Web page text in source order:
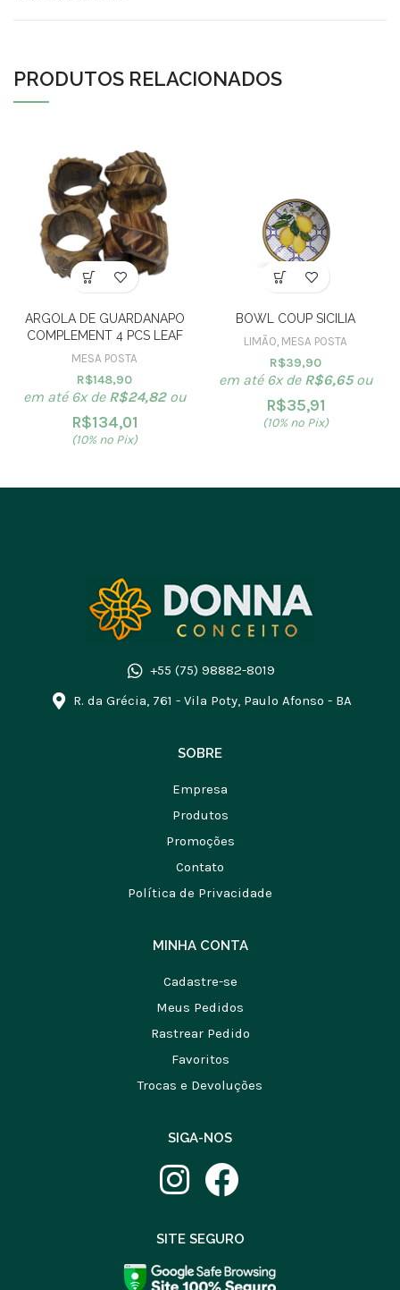
PRODUTOS RELACIONADOS
ARGOLA DE GUARDANAPO
COMPLEMENT 4 PCS LEAF
MESA POSTA
R$148,90
em até 6x de R$24,82ou
R$134,01
(10% no Pix)
BOWL COUP SICILIA
LIMÃO, MESA POSTA
R$39,90
em até 6x de R$6,65ou
R$35,91
(10% no Pix)
+55 (75) 98882-8019
R. da Grécia, 761 - Vila Poty, Paulo Afonso - BA
SOBRE
Empresa
Produtos
Promoções
Contato
Política de Privacidade
MINHA CONTA
Cadastre-se
Meus Pedidos
Rastrear Pedido
Favoritos
Trocas e Devoluções
SIGA-NOS
SITE SEGURO